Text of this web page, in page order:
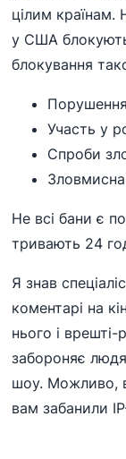
цілим країнам.
у США
блокування
Участь у
Спроби
Зловмисна
Не всі бани є
тривають 24
Я знав
коментарі на
нього і
забороняє
шоу. Можливо,
вам забанили